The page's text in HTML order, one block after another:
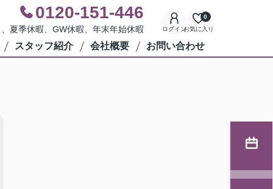
0120-151-446
夏季休暇、GW休暇、年末年始休暇 ログインお気に入り
0
スタッフ紹介 会社概要 お問い合わせ